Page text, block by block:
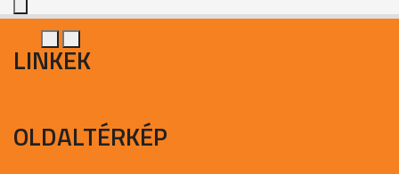
LINKEK
OLDALTÉRKÉP